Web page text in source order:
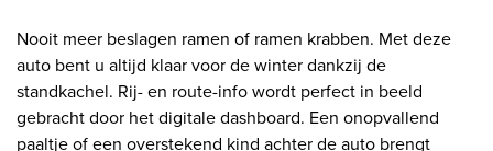
Nooit meer beslagen ramen of ramen krabben. Met deze
auto bent u altijd klaar voor de winter dankzij de
standkachel. Rij- en route-info wordt perfect in beeld
gebracht door het digitale dashboard. Een onopvallend
paaltje of een overstekend kind achter de auto brengt